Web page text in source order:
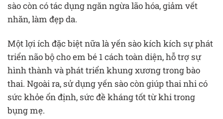
sào còn có tác dụng ngăn ngừa lão hóa, giảm vết
nhăn, làm đẹp da.
Một lợi ích đặc biệt nữa là yến sào kích kích sự phát
triển não bộ cho em bé 1 cách toàn diện, hỗ trợ sự
hình thành và phát triển khung xương trong bào
thai. Ngoài ra, sử dụng yến sào còn giúp thai nhi có
sức khỏe ổn định, sức đề kháng tốt từ khi trong
bụng mẹ.